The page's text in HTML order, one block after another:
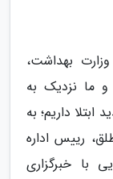
بهداشت،
ما نزدیک به
مورد جدید ابتلا داریم؛ به
رییس اداره
با خبرگزاری